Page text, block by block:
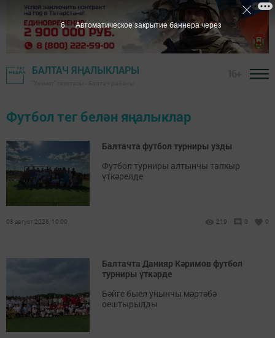
БАЛТАЧ ЯҢАЛЫКЛАРЫ
Футбол тег белән яңалыклар
Балтачта футбол турниры узды
Футбол турниры алтынчы тапкыр
үткәрелде
03 август 2026, 10:00 219 0 0
Балтачта Данияр Кәримов футбол
турниры үткәрде
Бәйге быел унынчы мәртәбә
оештырылды
5 Автоматическое закрытие баннера через